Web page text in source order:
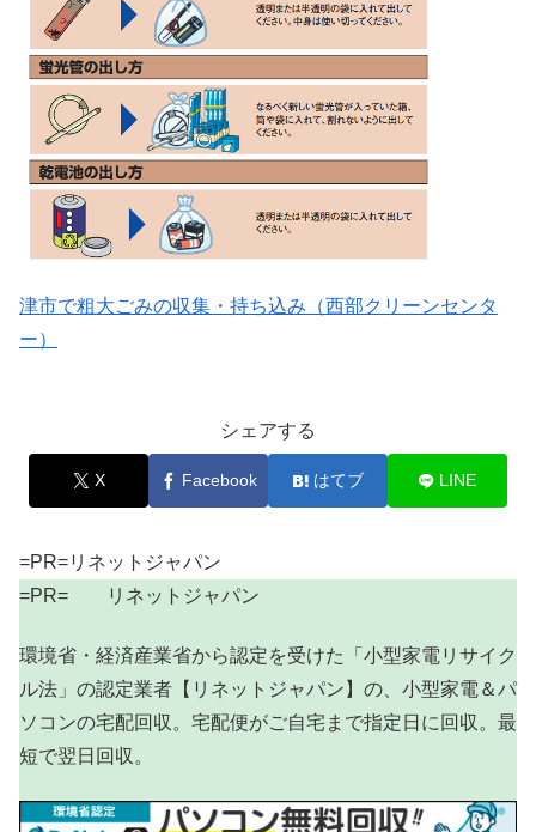
津市で粗大ごみの収集・持ち込み（西部クリーンセンタ
ー）
シェアする
X Facebook はてブ LINE
=PR=リネットジャパン
=PR= リネットジャパン
環境省・経済産業省から認定を受けた「小型家電リサイク
ル法」の認定業者【リネットジャパン】の、小型家電＆パ
ソコンの宅配回収。宅配便がご自宅まで指定日に回収。最
短で翌日回収。